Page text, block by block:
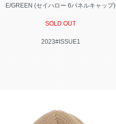
E/GREEN (セイハロー 6パネルキャップ)
SOLD OUT
2023#ISSUE1